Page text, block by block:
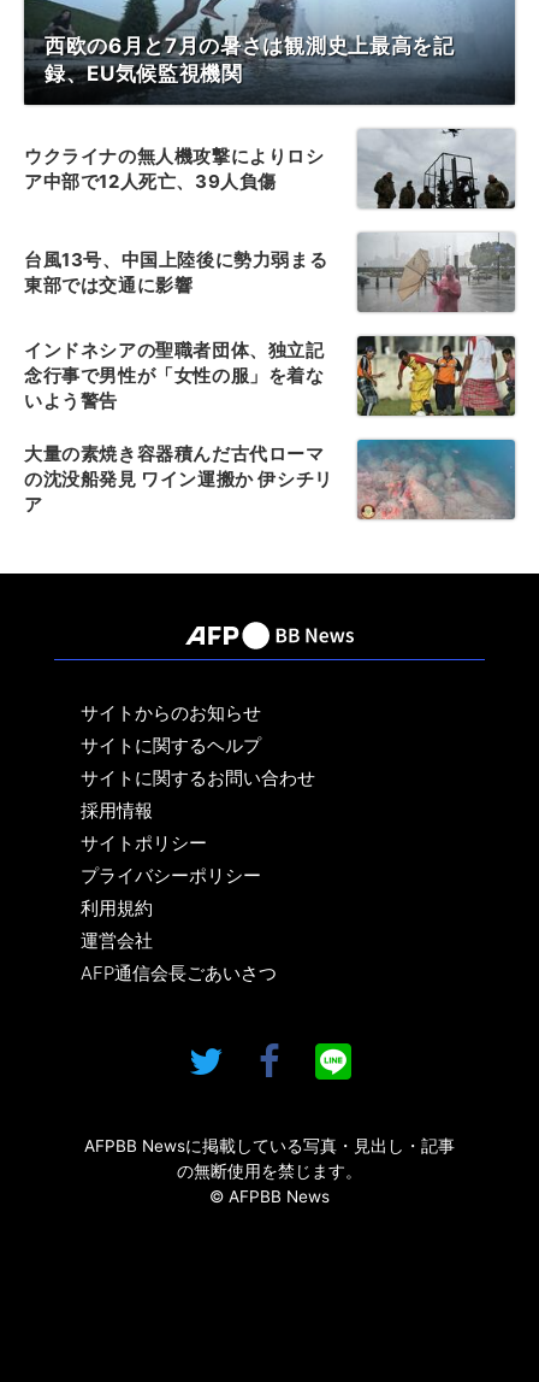
西欧の6月と7月の暑さは観測史上最高を記
録、EU気候監視機関
ウクライナの無人機攻撃によりロシ
ア中部で12人死亡、39人負傷
台風13号、中国上陸後に勢力弱まる
東部では交通に影響
インドネシアの聖職者団体、独立記
念行事で男性が「女性の服」を着な
いよう警告
大量の素焼き容器積んだ古代ローマ
の沈没船発見 ワイン運搬か 伊シチリ
ア
サイトからのお知らせ
サイトに関するヘルプ
サイトに関するお問い合わせ
採用情報
サイトポリシー
プライバシーポリシー
利用規約
運営会社
AFP通信会長ごあいさつ
AFPBB Newsに掲載している写真・見出し・記事
の無断使用を禁じます。
© AFPBB News